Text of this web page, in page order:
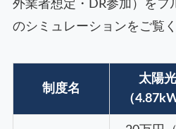
外業者想定・DR参加）をフ
のシミュレーションをご覧く
制度名
太陽光
（